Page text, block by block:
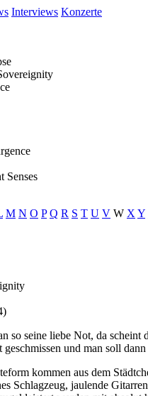
Interviews Konzerte
Senses
M N O P Q R S T U V W X Y
so seine liebe Not, da
und man soll
kommen aus dem
Schlagzeug, jaulende